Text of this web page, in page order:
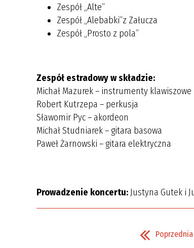
Zespół „Alte”
Zespół „Alebabki”z Załucza
Zespół „Prosto z pola”
Zespół estradowy w składzie:
Michał Mazurek – instrumenty klawiszowe
Robert Kutrzepa – perkusja
Sławomir Pyc – akordeon
Michał Studniarek – gitara basowa
Paweł Żarnowski – gitara elektryczna
Prowadzenie koncertu: Justyna Gutek i
Poprzednia